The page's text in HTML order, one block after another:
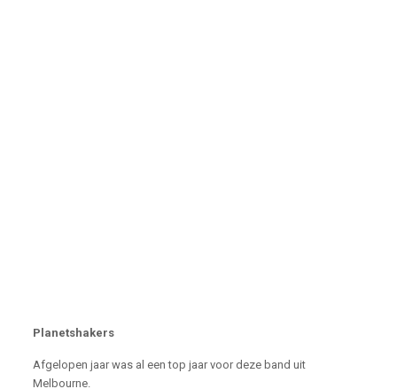
Planetshakers
Afgelopen jaar was al een top jaar voor deze band uit
Melbourne.